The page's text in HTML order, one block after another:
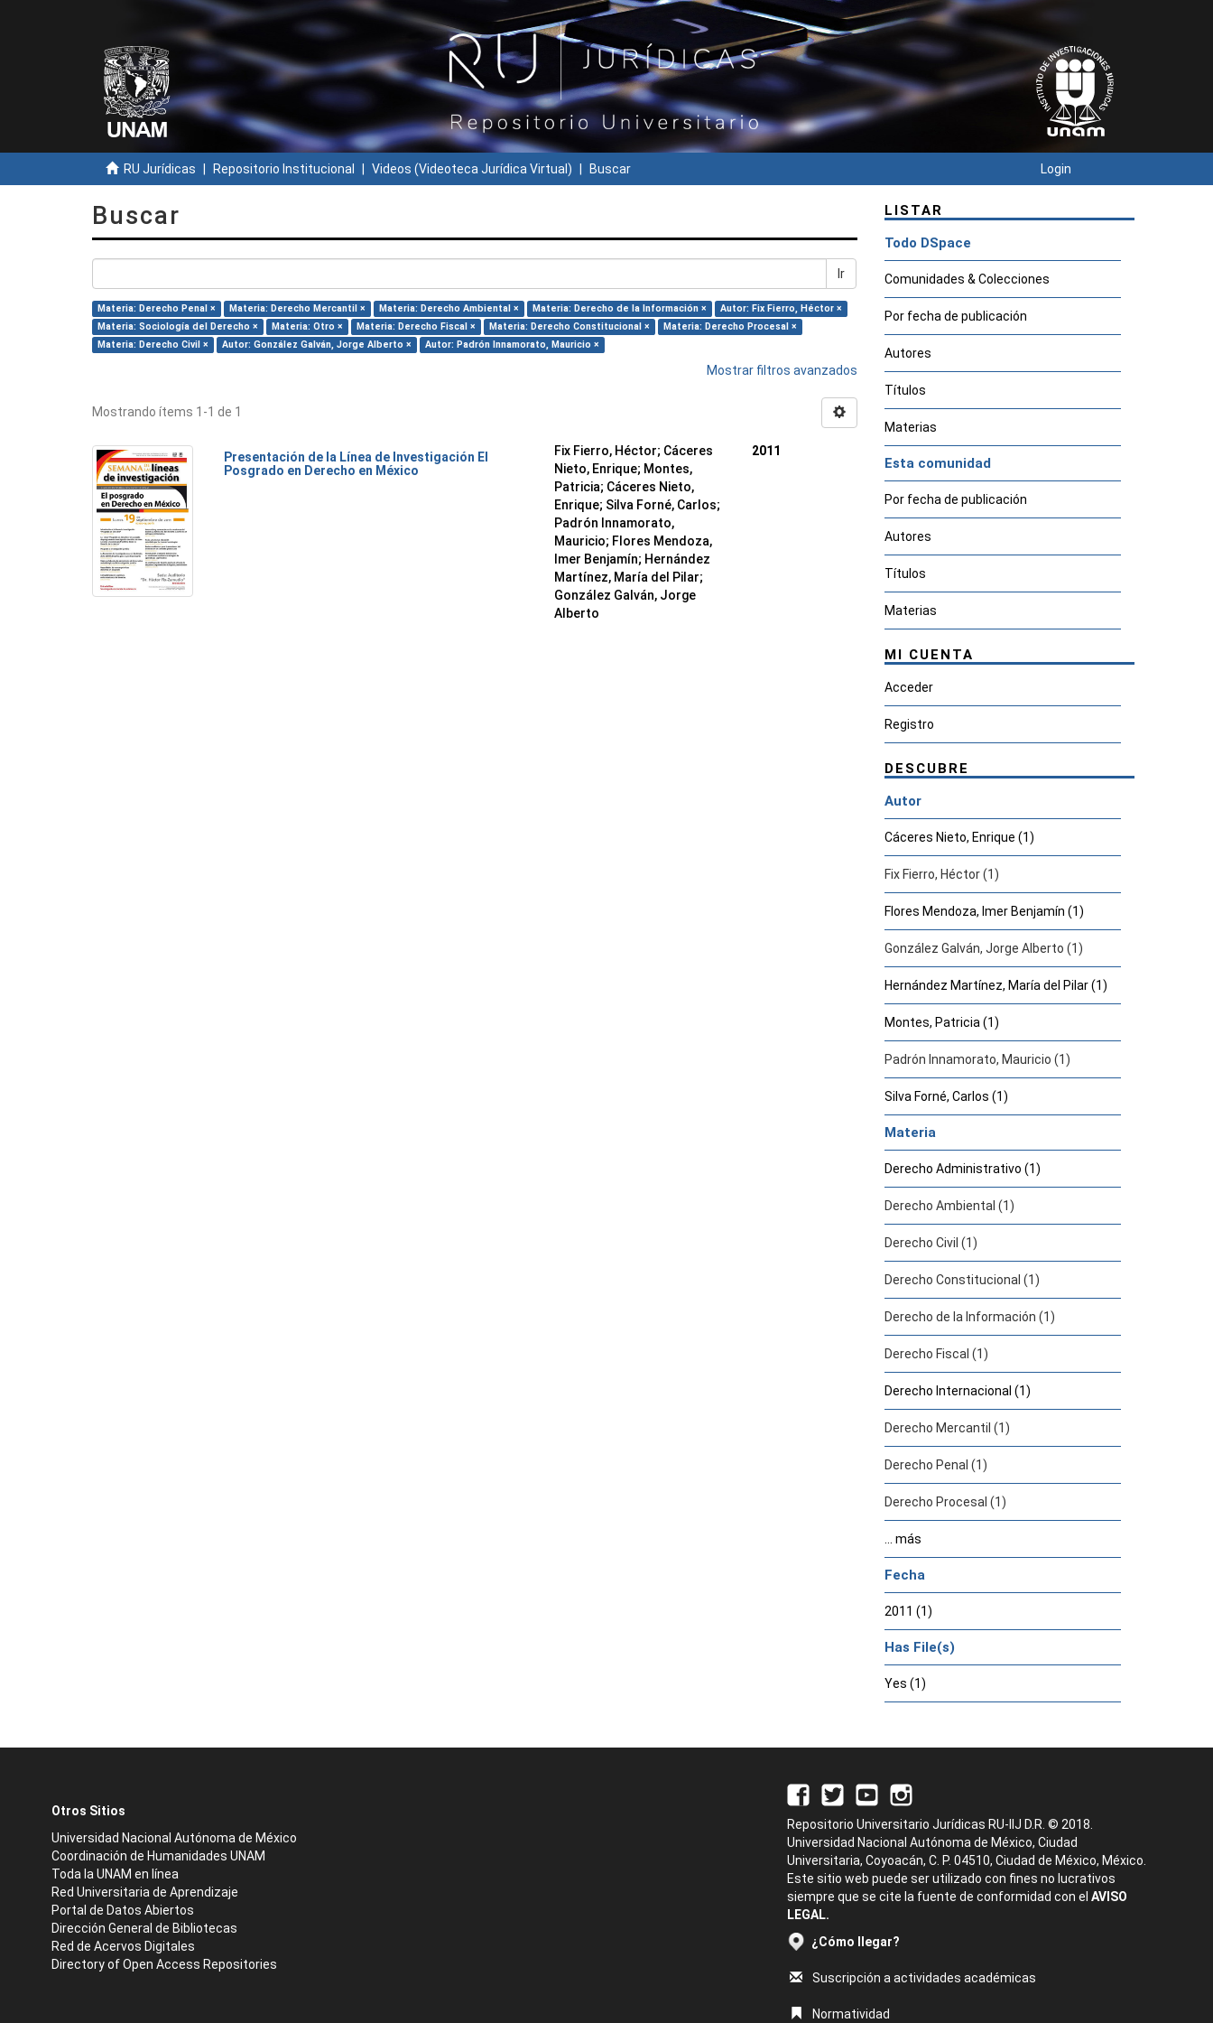
RU Jurídicas Repositorio Institucional Videos (Videoteca Jurídica Virtual) Buscar Login
Buscar
Ir
Materia: Derecho Penal × Materia: Derecho Mercantil × Materia: Derecho Ambiental × Materia: Derecho de la Información ×
Autor: Fix Fierro, Héctor ×
Materia: Sociología del Derecho ×
Materia: Otro × Materia: Derecho Fiscal × Materia: Derecho Constitucional ×
Materia: Derecho Procesal ×
Materia: Derecho Civil ×
Autor: González Galván, Jorge Alberto × Autor: Padrón Innamorato, Mauricio ×
Mostrar filtros avanzados
Mostrando ítems 1-1 de 1
Presentación de la Línea de Investigación El
Posgrado en Derecho en México
Fix Fierro, Héctor; Cáceres
Nieto, Enrique; Montes,
Patricia; Cáceres Nieto,
Enrique; Silva Forné, Carlos;
Padrón Innamorato,
Mauricio; Flores Mendoza,
Imer Benjamín; Hernández
Martínez, María del Pilar;
González Galván, Jorge
Alberto
2011
LISTAR
Todo DSpace
Comunidades & Colecciones
Por fecha de publicación
Autores
Títulos
Materias
Esta comunidad
Por fecha de publicación
Autores
Títulos
Materias
MI CUENTA
Acceder
Registro
DESCUBRE
Autor
Cáceres Nieto, Enrique (1)
Fix Fierro, Héctor (1)
Flores Mendoza, Imer Benjamín (1)
González Galván, Jorge Alberto (1)
Hernández Martínez, María del Pilar (1)
Montes, Patricia (1)
Padrón Innamorato, Mauricio (1)
Silva Forné, Carlos (1)
Materia
Derecho Administrativo (1)
Derecho Ambiental (1)
Derecho Civil (1)
Derecho Constitucional (1)
Derecho de la Información (1)
Derecho Fiscal (1)
Derecho Internacional (1)
Derecho Mercantil (1)
Derecho Penal (1)
Derecho Procesal (1)
... más
Fecha
2011 (1)
Has File(s)
Yes (1)
Otros Sitios
Universidad Nacional Autónoma de México
Coordinación de Humanidades UNAM
Toda la UNAM en línea
Red Universitaria de Aprendizaje
Portal de Datos Abiertos
Dirección General de Bibliotecas
Red de Acervos Digitales
Directory of Open Access Repositories
Repositorio Universitario Jurídicas RU-IIJ D.R. © 2018.
Universidad Nacional Autónoma de México, Ciudad
Universitaria, Coyoacán, C. P. 04510, Ciudad de México, México.
Este sitio web puede ser utilizado con fines no lucrativos
siempre que se cite la fuente de conformidad con el AVISO
LEGAL.
¿Cómo llegar?
Suscripción a actividades académicas
Normatividad